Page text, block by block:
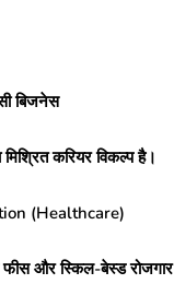
बिजनेस
करियर विकल्प है।
(Healthcare)
और स्किल-बेस्ड